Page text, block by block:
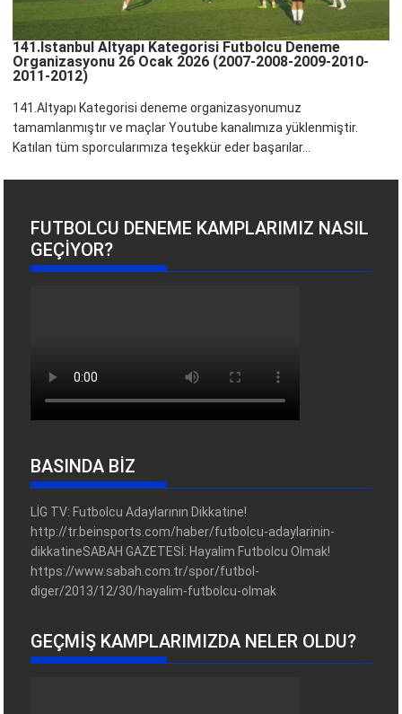
141.İstanbul Altyapı Kategorisi Futbolcu Deneme
Organizasyonu 26 Ocak 2026 (2007-2008-2009-2010-
2011-2012)
141.Altyapı Kategorisi deneme organizasyonumuz
tamamlanmıştır ve maçlar Youtube kanalımıza yüklenmiştir.
Katılan tüm sporcularımıza teşekkür eder başarılar...
FUTBOLCU DENEME KAMPLARIMIZ NASIL
GEÇIYOR?
BASINDA BİZ
LİG TV: Futbolcu Adaylarının Dikkatine!
http://tr.beinsports.com/haber/futbolcu-adaylarinin-
dikkatineSABAH GAZETESİ: Hayalim Futbolcu Olmak!
https://www.sabah.com.tr/spor/futbol-
diger/2013/12/30/hayalim-futbolcu-olmak
GEÇMIŞ KAMPLARIMIZDA NELER OLDU?